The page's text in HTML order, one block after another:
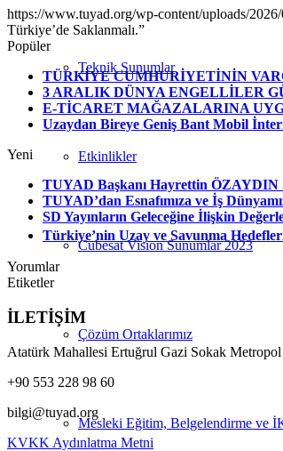
Teknik Sunumlar
Etkinlikler
Cubesat Vision Sunumlar 2023
Çözüm Ortaklarımız
Mesleki Eğitim, Belgelendirme ve
https://www.tuyad.org/wp-content/uploads/
Türkiye’de Saklanmalı.”
Popüler
TÜRKİYE CUMHURİYETİNİN
3 ARALIK DÜNYA ENGELLİLER
E-TİCARET MAĞAZALARINA
Uzaydan Bireye Geniş Bant Mobil
Yeni
TUYAD Başkanı Hayrettin ÖZAYDIN
TUYAD’dan Esnafımıza ve İş
SD Yayınların Geleceğine İlişkin
Türkiye’nin Uzay ve Savunma
Yorumlar
Etiketler
İLETİŞİM
Atatürk Mahallesi Ertuğrul Gazi Sokak
+90 553 228 98 60
bilgi@tuyad.org
KVKK Aydınlatma Metni